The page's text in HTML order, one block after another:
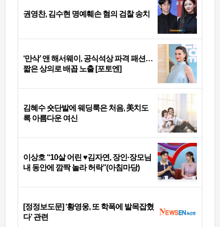
권영찬, 김수현 명예훼손 혐의 검찰 송치
‘만삭’ 앤 해서웨이, 공식석상 파격 패션…
짧은 상의로 배꼽 노출 [포토엔]
김혜수 숏단발에 웨딩룩은 처음, 美치도
록 아름다운 여신
이상호 “10살 어린 ♥김자연, 장인·장모님
내 동안에 깜짝 놀라 허락”(아침마당)
[정정보도문] ‘황영웅, 또 학폭에 발목잡혔
다’ 관련